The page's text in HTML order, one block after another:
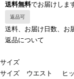
送料無料でお届けしま
返品可
送料、お届け日数、お
返品について
サイズ
サイズ
ウエスト ヒ